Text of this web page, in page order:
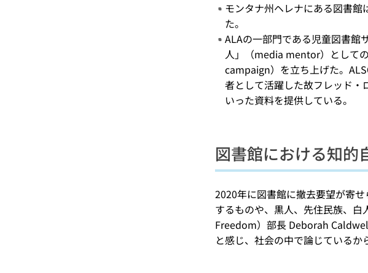
モンタナ州ヘレナにある図書
た。
ALAの一部門である児童図書
人」（media mentor）として
campaign）を立ち上げた。
者として活躍した故フレッド・
いった資料を提供している。
図書館における知的
2020年に図書館に撤去要望が寄
するものや、黒人、先住民族、
Freedom）部長 Deborah
と感じ、社会の中で論じているか